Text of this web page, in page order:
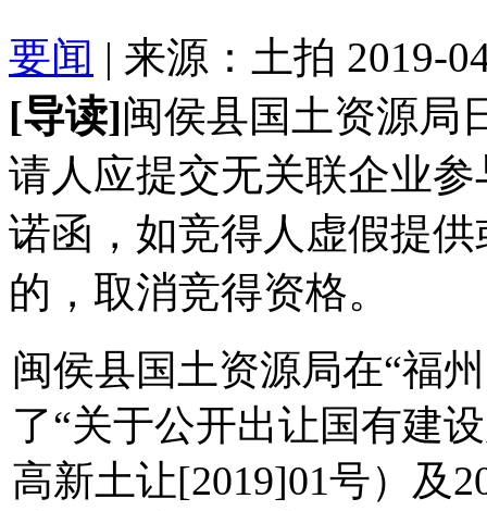
要闻 | 来源：土拍 2019-
[导读]闽侯县国土资源局
请人应提交无关联企业
诺函，如竞得人虚假提
的，取消竞得资格。
闽侯县国土资源局在“福
了“关于公开出让国有建
高新土让[2019]01号）及